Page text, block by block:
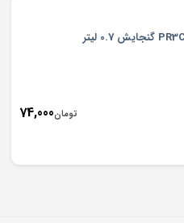
تومان74,000